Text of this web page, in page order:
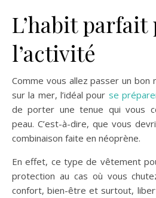
L’habit parfait
l’activité
Comme vous allez passer un
sur la mer, l’idéal pour se
de porter une tenue qui vous
peau. C’est-à-dire, que vous
combinaison faite en néoprène.
En effet, ce type de vêtement
protection au cas où vous
confort, bien-être et surtout,